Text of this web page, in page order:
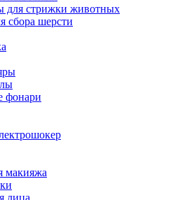
для стрижки животных
сбора шерсти
фонари
макияжа
лица